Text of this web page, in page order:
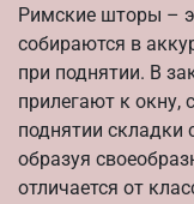
Римские шторы –
собираются в
при поднятии. В
прилегают к окну,
поднятии складки
образуя
отличается от